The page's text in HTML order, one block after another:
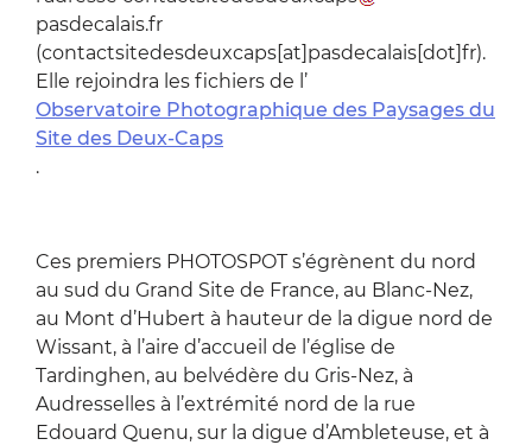
pasdecalais.fr
(contactsitedesdeuxcaps[at]pasdecalais[dot]fr).
Elle rejoindra les fichiers de l’
Observatoire Photographique des Paysages du
Site des Deux-Caps
.
Ces premiers PHOTOSPOT s’égrènent du nord
au sud du Grand Site de France, au Blanc-Nez,
au Mont d’Hubert à hauteur de la digue nord de
Wissant, à l’aire d’accueil de l’église de
Tardinghen, au belvédère du Gris-Nez, à
Audresselles à l’extrémité nord de la rue
Edouard Quenu, sur la digue d’Ambleteuse, et à